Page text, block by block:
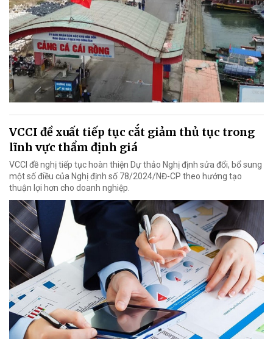
VCCI đề xuất tiếp tục cắt giảm thủ tục trong
lĩnh vực thẩm định giá
VCCI đề nghị tiếp tục hoàn thiện Dự thảo Nghị định sửa đổi, bổ sung
một số điều của Nghị định số 78/2024/NĐ-CP theo hướng tạo
thuận lợi hơn cho doanh nghiệp.